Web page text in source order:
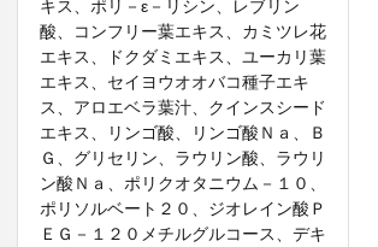
キス、ポリ－ε－リシン、レブリン
酸、コンフリー葉エキス、カミツレ花
エキス、ドクダミエキス、ユーカリ葉
エキス、セイヨウオオバコ種子エキ
ス、アロエベラ葉汁、クインスシード
エキス、リンゴ酸、リンゴ酸Ｎａ、Ｂ
Ｇ、グリセリン、ラウリン酸、ラウリ
ン酸Ｎａ、ポリクオタニウム－１０、
ポリソルベート２０、ジオレイン酸Ｐ
ＥＧ－１２０メチルグルコース、デキ